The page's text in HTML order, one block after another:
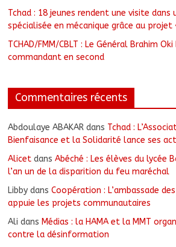
Tchad : 18 jeunes rendent une visite dans
spécialisée en mécanique grâce au projet
TCHAD/FMM/CBLT : Le Général Brahim
commandant en second
Commentaires récents
Abdoulaye ABAKAR dans Tchad :
Bienfaisance et la Solidarité lance ses
Alicet dansAbéché : Les élèves du lycée
l’an un de la disparition du feu maréchal
Libby dansCoopération : L’ambassade
appuie les projets communautaires
Ali dans Médias : la HAMA et la MMT
contre la désinformation